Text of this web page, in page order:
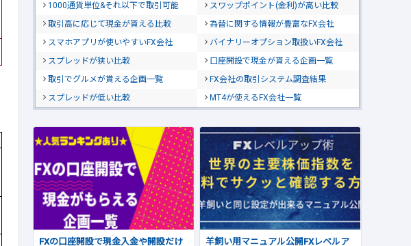
1000通貨単位&それ以下で取引可能
スワップポイント(金利)が高い比較
取引高に応じて現金が貰える比較
為替に関する情報が豊富なFX会社
スマホアプリが使いやすいFX会社
バイナリーオプション取扱いFX会社
スプレッドが狭い比較
口座開設で現金が貰える企画一覧
取引でグルメが貰える企画一覧
FX会社の取引システム調査結果
スプレッドが低い比較
MT4が使えるFX会社一覧
FXの口座開設で現金入金や開設だけ
羊飼い用マニュアル公開FXレベルア